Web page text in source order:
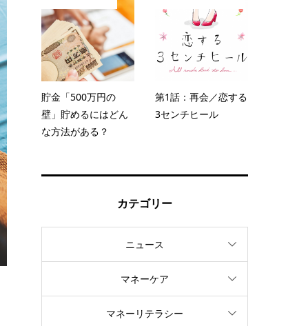
貯金「500万円の
壁」貯めるにはどん
な方法がある？
第1話：再会／恋する
3センチヒール
カテゴリー
ニュース
マネーケア
マネーリテラシー